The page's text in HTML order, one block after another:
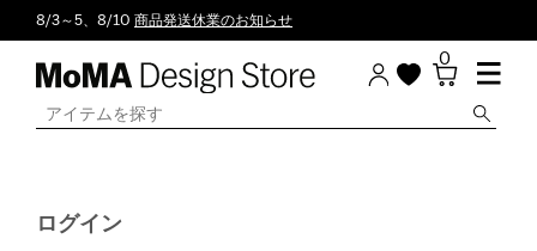
8/3～5、8/10 商品発送休業のお知らせ
0
ログイン